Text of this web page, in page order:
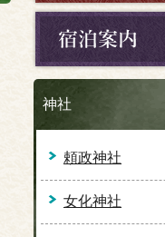
神社
頼政神社
女化神社